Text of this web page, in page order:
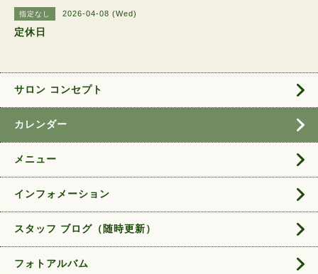
指定なし 2026-04-08 (Wed)
定休日
サロン コンセプト
カレンダー
メニュー
インフォメーション
スタッフ ブログ（随時更新）
フォトアルバム